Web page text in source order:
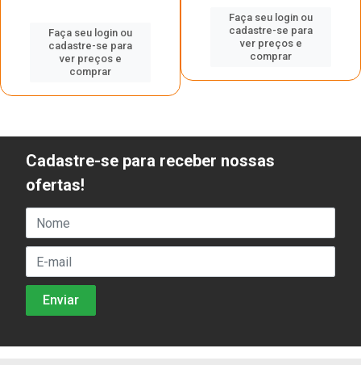
Faça seu login ou
cadastre-se para
ver preços e
comprar
Faça seu login ou
cadastre-se para
ver preços e
comprar
Cadastre-se para receber nossas
ofertas!